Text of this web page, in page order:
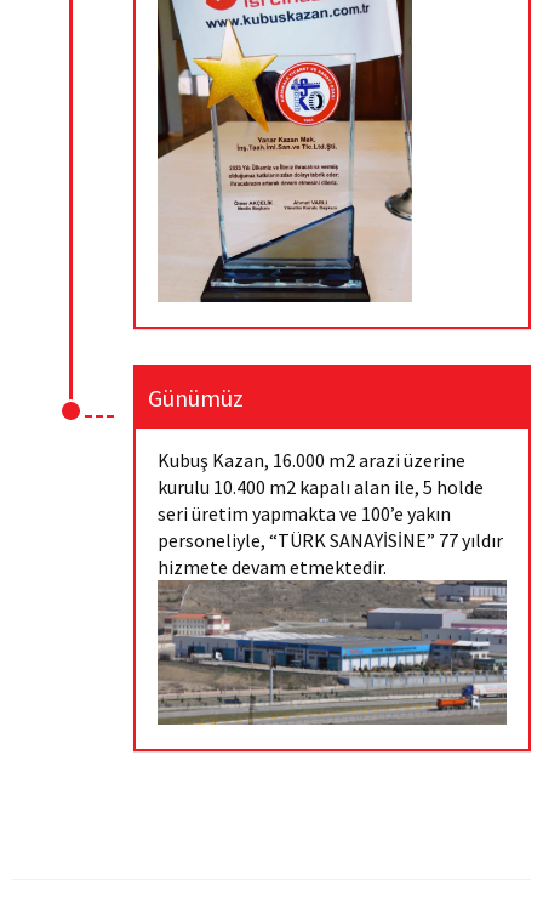
Günümüz
Kubuş Kazan, 16.000 m2 arazi üzerine
kurulu 10.400 m2 kapalı alan ile, 5 holde
seri üretim yapmakta ve 100’e yakın
personeliyle, “TÜRK SANAYİSİNE” 77 yıldır
hizmete devam etmektedir.